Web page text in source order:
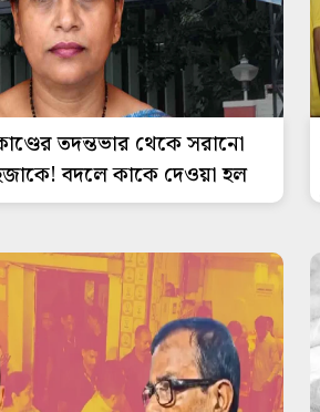
তদন্তভার থেকে সরানো
বদলে কাকে দেওয়া হল